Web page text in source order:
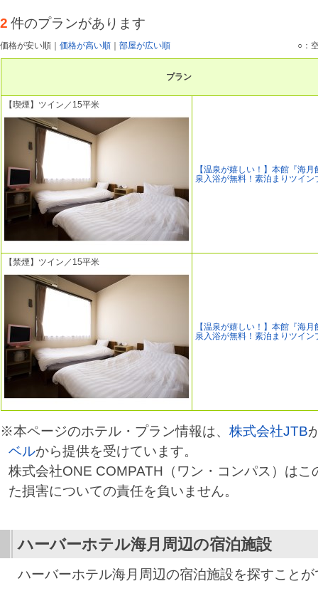
2 件のプランがあります
価格が安い順 価格が高い順 部屋が広い順 ○：
プラン
【喫煙】ツイン／15平米
【温泉が嬉しい！】本館『海月
泉入浴が無料！素泊まりツイン
【禁煙】ツイン／15平米
【温泉が嬉しい！】本館『海月
泉入浴が無料！素泊まりツイン
※本ページのホテル・プラン情報は、 株式会社JTB
ベルから提供を受けています。
株式会社ONE COMPATH（ワン・コンパス）はこ
た損害についての責任を負いません。
ハーバーホテル海月 周辺の宿泊施設
ハーバーホテル海月周辺の宿泊施設を探すこと